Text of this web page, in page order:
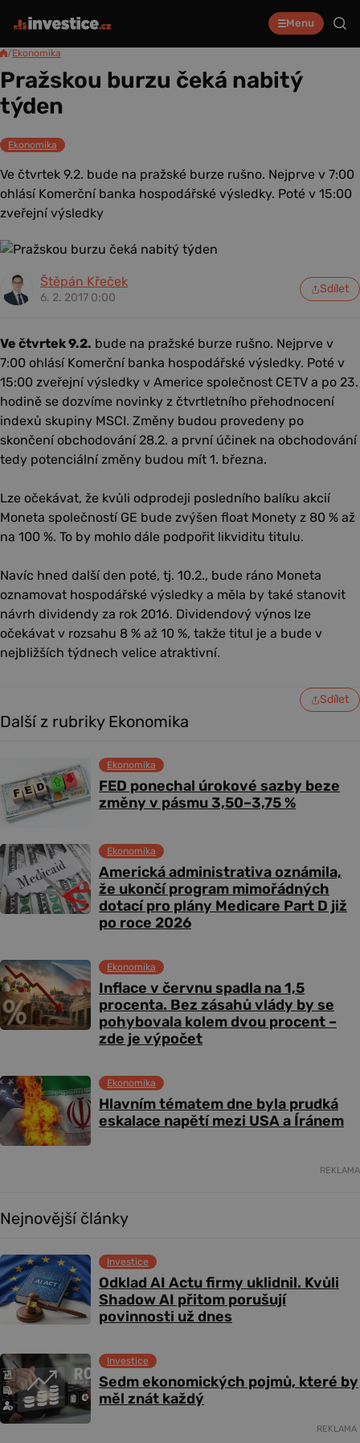
Menu
/Ekonomika
Pražskou burzu čeká nabitý
týden
Ekonomika
Ve čtvrtek 9.2. bude na pražské burze rušno. Nejprve v 7:00
ohlásí Komerční banka hospodářské výsledky. Poté v 15:00
zveřejní výsledky
Štěpán Křeček
6. 2. 2017 0:00
Sdílet
Ve čtvrtek 9.2. bude na pražské burze rušno. Nejprve v
7:00 ohlásí Komerční banka hospodářské výsledky. Poté v
15:00 zveřejní výsledky v Americe společnost CETV a po 23.
hodině se dozvíme novinky z čtvrtletního přehodnocení
indexů skupiny MSCI. Změny budou provedeny po
skončení obchodování 28.2. a první účinek na obchodování
tedy potenciální změny budou mít 1. března.
Lze očekávat, že kvůli odprodeji posledního balíku akcií
Moneta společností GE bude zvýšen float Monety z 80 % až
na 100 %. To by mohlo dále podpořit likviditu titulu.
Navíc hned další den poté, tj. 10.2., bude ráno Moneta
oznamovat hospodářské výsledky a měla by také stanovit
návrh dividendy za rok 2016. Dividendový výnos lze
očekávat v rozsahu 8 % až 10 %, takže titul je a bude v
nejbližších týdnech velice atraktivní.
Sdílet
Další z rubriky Ekonomika
FED ponechal úrokové sazby beze
změny v pásmu 3,50–3,75 %
Ekonomika
Americká administrativa oznámila,
že ukončí program mimořádných
dotací pro plány Medicare Part D již
po roce 2026
Ekonomika
Inflace v červnu spadla na 1,5
procenta. Bez zásahů vlády by se
pohybovala kolem dvou procent –
zde je výpočet
Ekonomika
Hlavním tématem dne byla prudká
eskalace napětí mezi USA a Íránem
Ekonomika
REKLAMA
Nejnovější články
Odklad AI Actu firmy uklidnil. Kvůli
Shadow AI přitom porušují
povinnosti už dnes
Investice
Sedm ekonomických pojmů, které by
měl znát každý
Investice
REKLAMA